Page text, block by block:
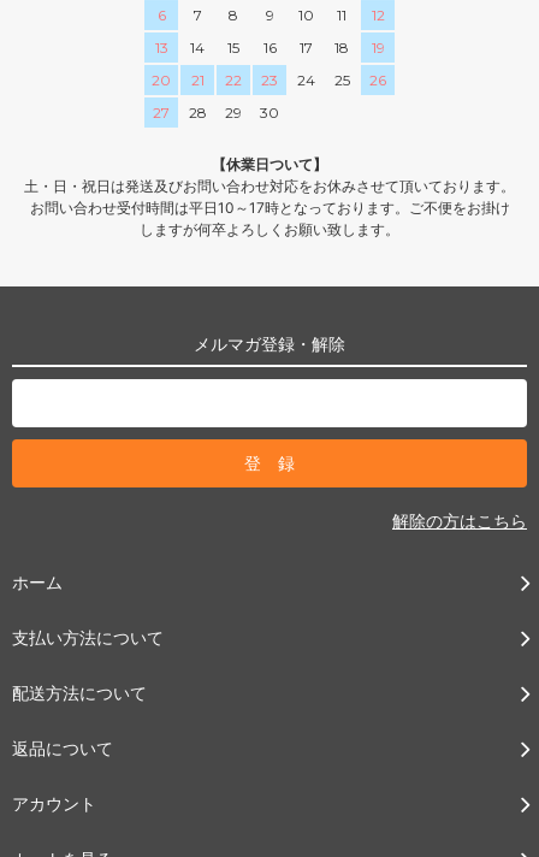
6
7 8 9 10 11
12
13
14 15 16 17 18
19
20
21 22 23 24 25
26
27
28 29 30
【休業日ついて】
土・日・祝日は発送及びお問い合わせ対応をお休みさせて頂いております。
お問い合わせ受付時間は平日10～17時となっております。ご不便をお掛け
しますが何卒よろしくお願い致します。
メルマガ登録・解除
解除の方はこちら
ホーム
支払い方法について
配送方法について
返品について
アカウント